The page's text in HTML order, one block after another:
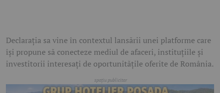
Declarația sa vine în contextul lansării unei platforme care
își propune să conecteze mediul de afaceri, instituțiile și
investitorii interesați de oportunitățile oferite de România.